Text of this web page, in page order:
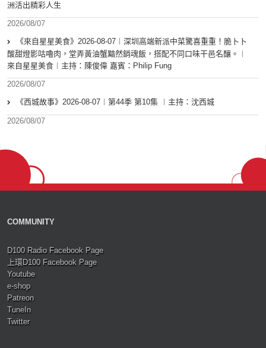
洲活出精彩人生
2026/08/07
《來自星星美食》2026-08-07︱深圳高端新派中菜驚喜重重！脆卜卜
酸甜燈影咕嚕肉，堂弄黃油蟹黯然銷魂飯，搭配不同口味干邑名釀。︱
來自星星美食︱主持：陳俊偉 嘉賓：Philip Fung
2026/08/07
《西城故事》2026-08-07︱第44季 第10集 ︱主持：沈西城
2026/08/07
COMMUNITY
D100 Radio Facebook Page
上環D100 Facebook Page
Youtube
e-shop
Patreon
TuneIn
Twitter